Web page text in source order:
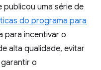
publicou uma série de
do programa para
para incentivar o
alta qualidade, evitar
o